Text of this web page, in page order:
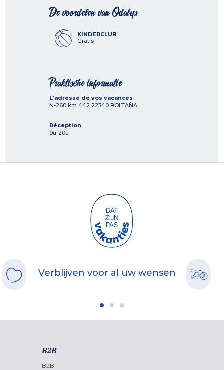
De voordelen van Odalys
KINDERCLUB
Gratis
Praktische informatie
L'adresse de vos vacances
N-260 km 442 22340 BOLTAÑA
Réception
9u-20u
Verblijven voor al uw wensen
B2B
B2B